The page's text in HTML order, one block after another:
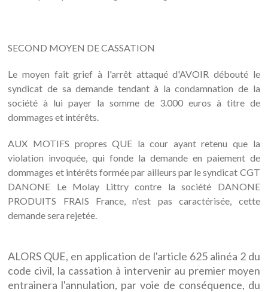
SECOND MOYEN DE CASSATION
Le moyen fait grief à l'arrêt attaqué d'AVOIR débouté le
syndicat de sa demande tendant à la condamnation de la
société à lui payer la somme de 3.000 euros à titre de
dommages et intérêts.
AUX MOTIFS propres QUE la cour ayant retenu que la
violation invoquée, qui fonde la demande en paiement de
dommages et intérêts formée par ailleurs par le syndicat CGT
DANONE Le Molay Littry contre la société DANONE
PRODUITS FRAIS France, n'est pas caractérisée, cette
demande sera rejetée.
ALORS QUE, en application de l'article 625 alinéa 2 du
code civil, la cassation à intervenir au premier moyen
entrainera l'annulation, par voie de conséquence, du